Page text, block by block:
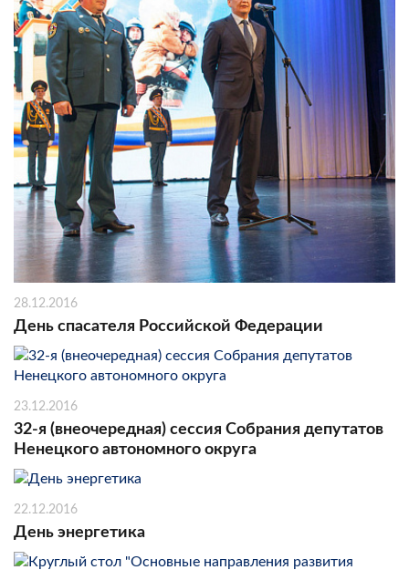
28.12.2016
День спасателя Российской Федерации
23.12.2016
32-я (внеочередная) сессия Собрания депутатов
Ненецкого автономного округа
22.12.2016
День энергетика